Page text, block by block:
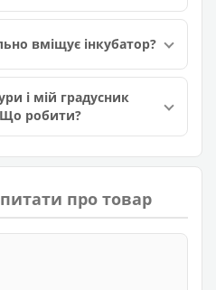
вміщує інкубатор?
і мій градусник
Що робити?
про товар